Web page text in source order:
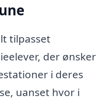
tilpasset
der ønsker
i deres
uanset hvor i